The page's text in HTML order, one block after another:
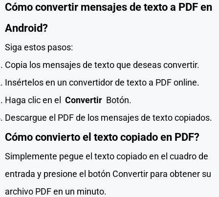
Cómo convertir mensajes de texto a PDF en
Android?
Siga estos pasos:
Copia los mensajes de texto que deseas convertir.
Insértelos en un convertidor de texto a PDF online.
Haga clic en el Convertir Botón.
Descargue el PDF de los mensajes de texto copiados.
Cómo convierto el texto copiado en PDF?
Simplemente pegue el texto copiado en el cuadro de
entrada y presione el botón Convertir para obtener su
archivo PDF en un minuto.